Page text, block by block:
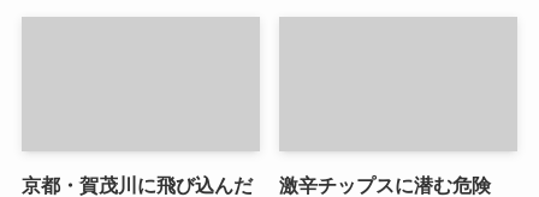
京都・賀茂川に飛び込んだ
激辛チップスに潜む危険